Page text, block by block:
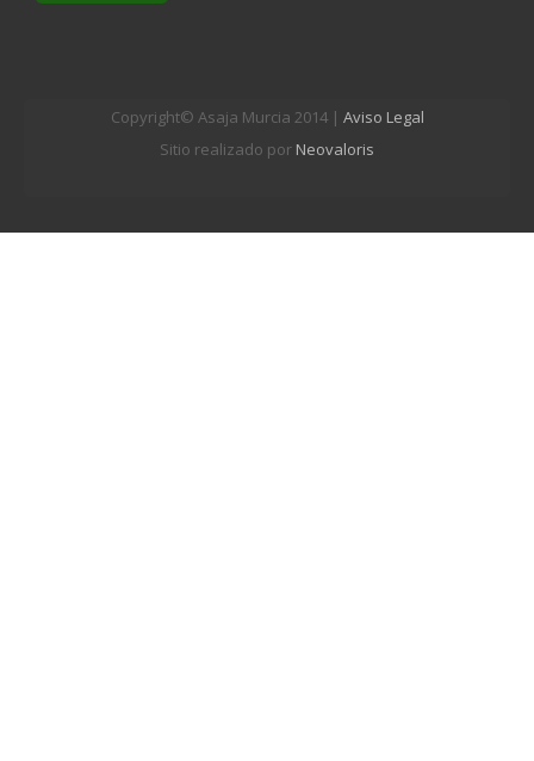
Copyright© Asaja Murcia 2014 | Aviso Legal
Sitio realizado por Neovaloris